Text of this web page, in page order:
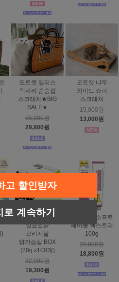
도트캣 엘리스
럭셔리 숨숨집
스크래처★BIG
SALE★
55,000원
29,800원
도트캣 냐무
와이드 쇼파
스크래쳐
15,000원
13,000원
)
태비토퍼
일묘일닭
오리지날
닭가슴살 BOX
(20g x100개)
32,000원
19,300원
짐펫 몰트소프트
헤어볼 엑스트라
100g
20,000원
18,800원
고 할인받자
로 계속하기